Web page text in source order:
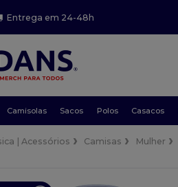
Entrega em 24-48h
Camisolas Sacos Polos Casacos
| Acessórios Camisas Mulher